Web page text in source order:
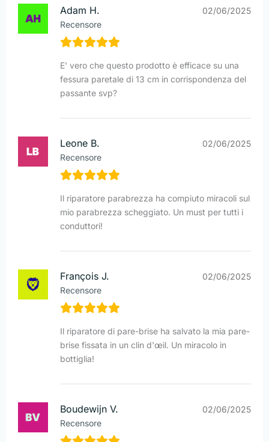
Adam H.
Recensore
02/06/2025
E' vero che questo prodotto è efficace su una
fessura paretale di 13 cm in corrispondenza del
passante svp?
Leone B.
Recensore
02/06/2025
Il riparatore parabrezza ha compiuto miracoli sul
mio parabrezza scheggiato. Un must per tutti i
conduttori!
François J.
Recensore
02/06/2025
Il riparatore di pare-brise ha salvato la mia pare-
brise fissata in un clin d'œil. Un miracolo in
bottiglia!
Boudewijn V.
Recensore
02/06/2025